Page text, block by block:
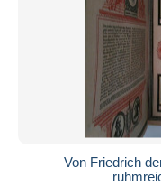
Von Friedrich